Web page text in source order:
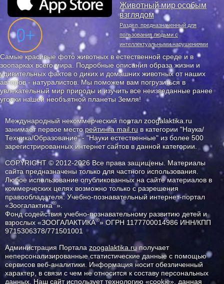
Животный мир особым
взглядом
Раздел, предназначенный для
пользования людьми с
интеллектуальными нарушениями
Самые красивые фото животных в естественной среде и в
зоопарках всего мира. Подробные описания образа жизни и
удивительных фактов о диких и домашних животных от наших
авторов - натуралистов. Мы поможем вам погрузиться в
увлекательный мир природы и изучить все неизведанные ранее
уголки нашей необъятной планеты Земля!
Международный некоммерческий портал zoogalaktika.ru
занимает первое месторейтинга mail.ru в категории "Наука/
Техника/Образование" - "Науки естественные" из более 500
зарегистрированных интернет сайтов в данной категории.
COPYRIGHT © 2012-2026 Все права защищены. Материалы
сайта предназначены только для частного использования.
Любое использование опубликованных на сайте материалов в
коммерческих целях возможно только с разрешения
правообладателя: Учебно-познавательный интернет-портал
«Зоогалактика®».
Фонд содействия учебно-познавательному развитию детей и
взрослых «ЗООГАЛАКТИКА®» ОГРН 1177700014986 ИНН/КПП
9715306378/771501001
Администрация Портала zoogalaktika.ruполучает
неперсонализированные статистические данные с помощью
сервисов веб-аналитики. Информация носит обезличенный
характер, в связи с чем не относится к составу персональных
данных. Наш сайт использует технологию «cookie», данная